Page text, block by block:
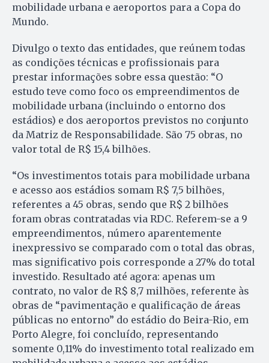
mobilidade urbana e aeroportos para a Copa do
Mundo.
Divulgo o texto das entidades, que reúnem todas
as condições técnicas e profissionais para
prestar informações sobre essa questão: “O
estudo teve como foco os empreendimentos de
mobilidade urbana (incluindo o entorno dos
estádios) e dos aeroportos previstos no conjunto
da Matriz de Responsabilidade. São 75 obras, no
valor total de R$ 15,4 bilhões.
“Os investimentos totais para mobilidade urbana
e acesso aos estádios somam R$ 7,5 bilhões,
referentes a 45 obras, sendo que R$ 2 bilhões
foram obras contratadas via RDC. Referem-se a 9
empreendimentos, número aparentemente
inexpressivo se comparado com o total das obras,
mas significativo pois corresponde a 27% do total
investido. Resultado até agora: apenas um
contrato, no valor de R$ 8,7 milhões, referente às
obras de “pavimentação e qualificação de áreas
públicas no entorno” do estádio do Beira-Rio, em
Porto Alegre, foi concluído, representando
somente 0,11% do investimento total realizado em